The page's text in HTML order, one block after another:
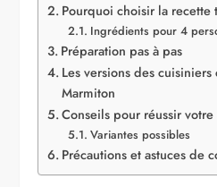
Pourquoi choisir la
Ingrédients pour 4
Préparation pas à pas
Les versions des
Marmiton
Conseils pour réussir votre
Variantes possibles
Précautions et astuces de